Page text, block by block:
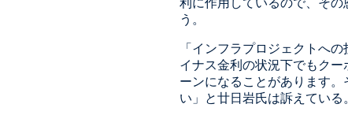
利に作用しているので、そ
う。
「インフラプロジェクトへ
イナス金利の状況下でもク
ーンになることがあります
い」と廿日岩氏は訴えている